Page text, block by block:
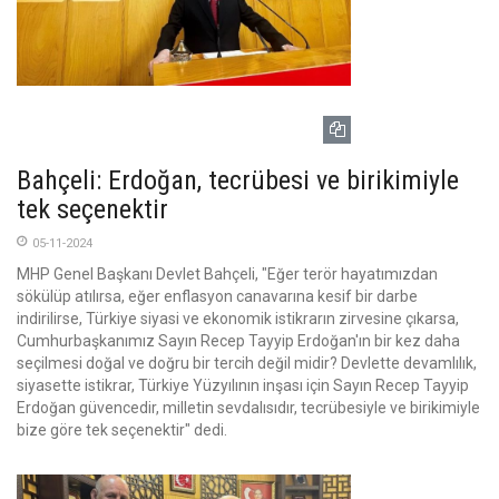
Bahçeli: Erdoğan, tecrübesi ve birikimiyle
tek seçenektir
05-11-2024
MHP Genel Başkanı Devlet Bahçeli, "Eğer terör hayatımızdan
sökülüp atılırsa, eğer enflasyon canavarına kesif bir darbe
indirilirse, Türkiye siyasi ve ekonomik istikrarın zirvesine çıkarsa,
Cumhurbaşkanımız Sayın Recep Tayyip Erdoğan'ın bir kez daha
seçilmesi doğal ve doğru bir tercih değil midir? Devlette devamlılık,
siyasette istikrar, Türkiye Yüzyılının inşası için Sayın Recep Tayyip
Erdoğan güvencedir, milletin sevdalısıdır, tecrübesiyle ve birikimiyle
bize göre tek seçenektir" dedi.